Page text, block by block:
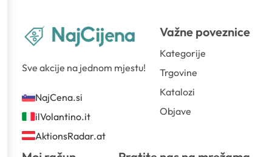
Sve akcije na jednom mjestu!
NajCena.si
ilVolantino.it
AktionsRadar.at
Važne poveznice
Kategorije
Trgovine
Katalozi
Objave